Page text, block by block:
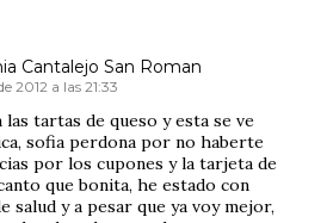
Cantalejo San Roman
2012 a las 21:33
las tartas de queso y esta se ve
sofia perdona por no haberte
por los cupones y la tarjeta de
que bonita, he estado con
salud y a pesar que ya voy mejor,